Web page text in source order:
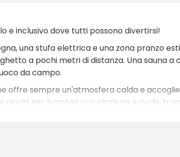
e inclusivo dove tutti possono divertirsi!
una stufa elettrica e una zona pranzo
a pochi metri di distanza. Una sauna
da campo.
offre sempre un'atmosfera calda e
giochi per bambini con altalena, scivolo,
cappellini, bandiere e pennoni.